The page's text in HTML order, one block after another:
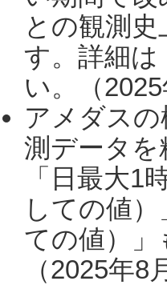
との観測
す。詳細は
い。（2025
アメダス
測データ
「日最大1
しての値
ての値）
（2025年8